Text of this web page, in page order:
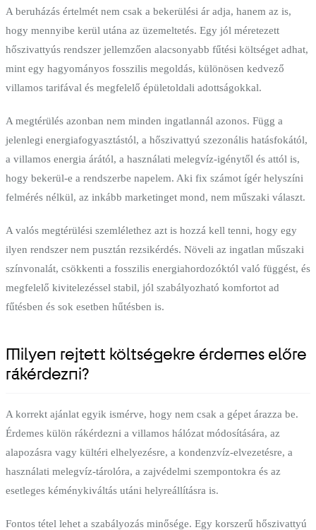
A beruházás értelmét nem csak a bekerülési ár adja, hanem az is,
hogy mennyibe kerül utána az üzemeltetés. Egy jól méretezett
hőszivattyús rendszer jellemzően alacsonyabb fűtési költséget adhat,
mint egy hagyományos fosszilis megoldás, különösen kedvező
villamos tarifával és megfelelő épületoldali adottságokkal.
A megtérülés azonban nem minden ingatlannál azonos. Függ a
jelenlegi energiafogyasztástól, a hőszivattyú szezonális hatásfokától,
a villamos energia árától, a használati melegvíz-igénytől és attól is,
hogy bekerül-e a rendszerbe napelem. Aki fix számot ígér helyszíni
felmérés nélkül, az inkább marketinget mond, nem műszaki választ.
A valós megtérülési szemlélethez azt is hozzá kell tenni, hogy egy
ilyen rendszer nem pusztán rezsikérdés. Növeli az ingatlan műszaki
színvonalát, csökkenti a fosszilis energiahordozóktól való függést, és
megfelelő kivitelezéssel stabil, jól szabályozható komfortot ad
fűtésben és sok esetben hűtésben is.
Milyen rejtett költségekre érdemes előre
rákérdezni?
A korrekt ajánlat egyik ismérve, hogy nem csak a gépet árazza be.
Érdemes külön rákérdezni a villamos hálózat módosítására, az
alapozásra vagy kültéri elhelyezésre, a kondenzvíz-elvezetésre, a
használati melegvíz-tárolóra, a zajvédelmi szempontokra és az
esetleges kéménykiváltás utáni helyreállításra is.
Fontos tétel lehet a szabályozás minősége. Egy korszerű hőszivattyú